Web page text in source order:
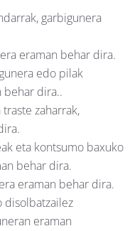
garbigunera
eraman behar dira.
edo pilak
behar dira..
zaharrak,
eta kontsumo baxuko
behar dira.
eraman behar dira.
disolbatzailez
eraman